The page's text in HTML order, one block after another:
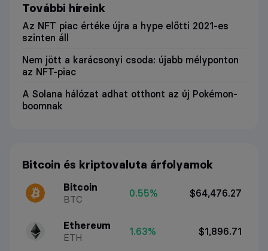
További híreink
Az NFT piac értéke újra a hype előtti 2021-es
szinten áll
Nem jött a karácsonyi csoda: újabb mélyponton
az NFT-piac
A Solana hálózat adhat otthont az új Pokémon-
boomnak
Bitcoin és kriptovaluta árfolyamok
Bitcoin
BTC
0.55% $64,476.27
Ethereum
ETH
1.63% $1,896.71